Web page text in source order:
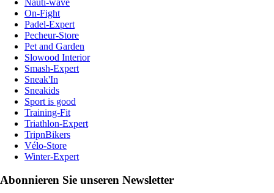
On-Fight
Padel-Expert
Pecheur-Store
Pet and Garden
Slowood Interior
Smash-Expert
Sneak'In
Sneakids
Sport is good
Training-Fit
Triathlon-Expert
TripnBikers
Vélo-Store
Winter-Expert
Abonnieren Sie unseren Newsletter